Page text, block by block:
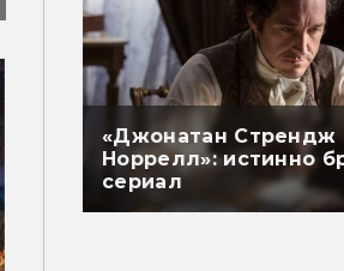
«Джонатан Стрендж
Норрелл»: истинно
сериал